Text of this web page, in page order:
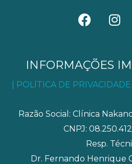
F
a
b
o
I
n
a
r
m
INFORMAÇÕES
| POLÍTICA DE
Razão Social: Clínica
CNPJ:
Resp.
Dr. Fernando Henrique